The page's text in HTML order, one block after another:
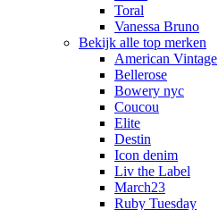
Toral
Vanessa Bruno
Bekijk alle top merken
American Vintage
Bellerose
Bowery nyc
Coucou
Elite
Destin
Icon denim
Liv the Label
March23
Ruby Tuesday